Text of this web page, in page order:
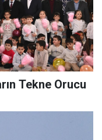
Tekne Orucu